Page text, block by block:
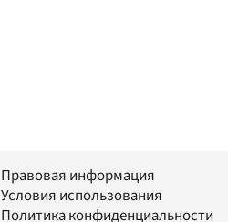
Правовая информация
Условия использования
Политика конфиденциальности